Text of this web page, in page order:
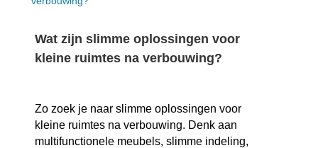
Wat zijn slimme oplossingen voor
kleine ruimtes na verbouwing?
Zo zoek je naar slimme oplossingen voor
kleine ruimtes na verbouwing.​ Denk aan
multifunctionele meubels, slimme indeling,